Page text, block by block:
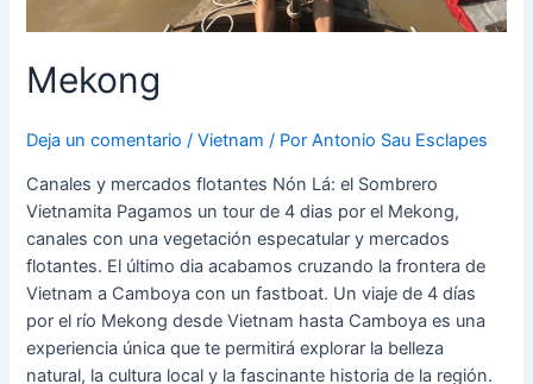
Mekong
Deja un comentario /Vietnam / PorAntonio Sau Esclapes
Canales y mercados flotantes Nón Lá: el Sombrero
Vietnamita Pagamos un tour de 4 dias por el Mekong,
canales con una vegetación especatular y mercados
flotantes. El último dia acabamos cruzando la frontera de
Vietnam a Camboya con un fastboat. Un viaje de 4 días
por el río Mekong desde Vietnam hasta Camboya es una
experiencia única que te permitirá explorar la belleza
natural, la cultura local y la fascinante historia de la región.